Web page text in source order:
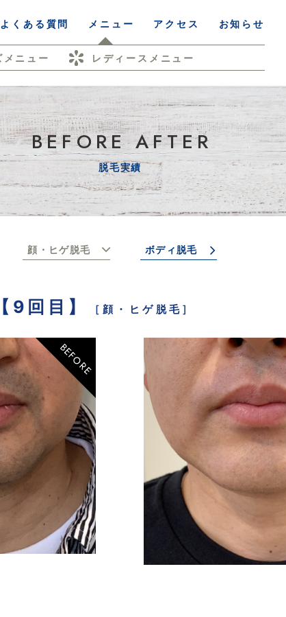
よくある質問 メニュー
メニュー レディースメニュー
アクセス お知らせ
BEFORE AFTER
脱毛実績
顔・ヒゲ脱毛 ボディ脱毛
9回目】 [ 顔・ヒゲ脱毛 ]